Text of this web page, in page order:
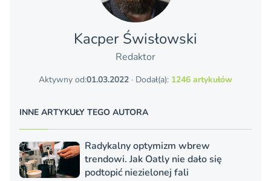
Kacper Świsło­wski
Redaktor
Aktywny od:01.03.2022 · Dodał(a): 1246 artykułów
INNE ARTYKUŁY TEGO AUTORA
Radykalny optymizm wbrew
trendowi. Jak Oatly nie dało się
podtopić niezielonej fali